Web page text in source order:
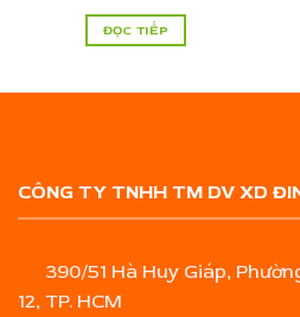
ĐỌC TIẾP
CÔNG TY TNHH TM DV XD
390/51 Hà Huy Giáp,
12, TP. HCM